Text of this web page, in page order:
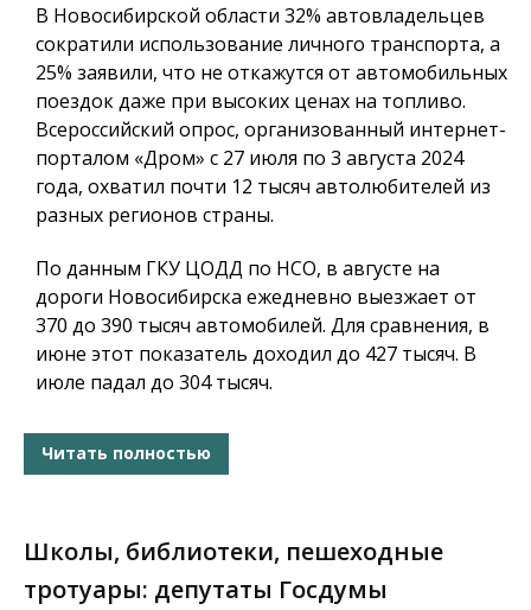
В Новосибирской области 32% автовладельцев
сократили использование личного транспорта, а
25% заявили, что не откажутся от автомобильных
поездок даже при высоких ценах на топливо.
Всероссийский опрос, организованный интернет-
порталом «Дром» с 27 июля по 3 августа 2024
года, охватил почти 12 тысяч автолюбителей из
разных регионов страны.
По данным ГКУ ЦОДД по НСО, в августе на
дороги Новосибирска ежедневно выезжает от
370 до 390 тысяч автомобилей. Для сравнения, в
июне этот показатель доходил до 427 тысяч. В
июле падал до 304 тысяч.
Читать полностью
Школы, библиотеки, пешеходные
тротуары: депутаты Госдумы